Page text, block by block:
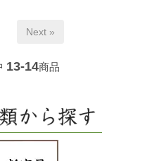
Next »
13-14商品